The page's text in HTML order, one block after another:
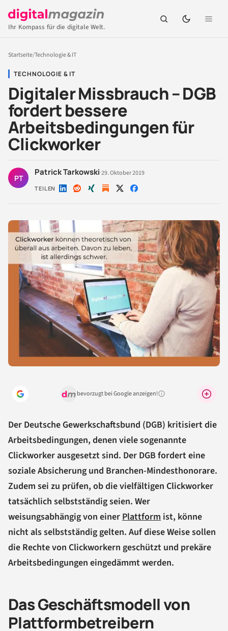
Ihr Kompass für die digitale Welt.
Startseite/Technologie & IT
TECHNOLOGIE & IT
Digitaler Missbrauch – DGB
fordert bessere
Arbeitsbedingungen für
Clickworker
PT
Patrick Tarkowski·29. Oktober 2019
TEILEN Auf Auf Auf Auf Auf
bevorzugt bei Google anzeigen!Warum lohnt sich das?
Der Deutsche Gewerkschaftsbund (DGB) kritisiert die
Arbeitsbedingungen, denen viele sogenannte
Clickworker ausgesetzt sind. Der DGB fordert eine
soziale Absicherung und Branchen-Mindesthonorare.
Zudem sei zu prüfen, ob die vielfältigen Clickworker
tatsächlich selbstständig seien. Wer
weisungsabhängig von einer Plattform ist, könne
nicht als selbstständig gelten. Auf diese Weise sollen
die Rechte von Clickworkern geschützt und prekäre
Arbeitsbedingungen eingedämmt werden.
Das Geschäftsmodell von
Plattformbetreibern